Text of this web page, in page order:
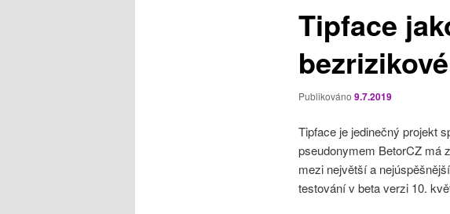
Tipface
Publikováno 9.7.2019
Tipface je jedinečný projekt
pseudonymem BetorCZ má
mezi největší a
testování v beta verzi 10.